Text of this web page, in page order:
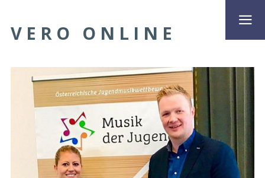
VERO ONLINE